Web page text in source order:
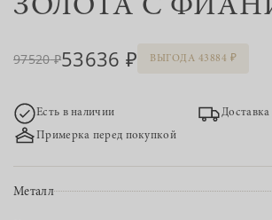
ЗОЛОТА С
97520 53636 ВЫГОДА 43884
Есть в наличии
Примерка перед покупкой
Металл